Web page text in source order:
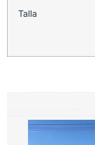
Talla